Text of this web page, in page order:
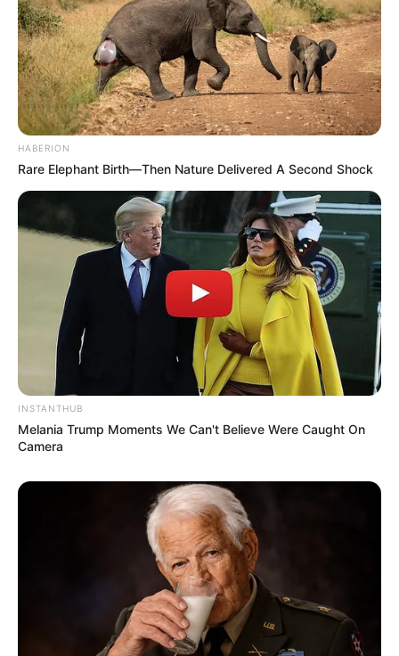
Viva Decora
6. Caso a sua casa ou apartamento não receba
muita luz solar, opte por plantas que resistam à
sombra ou meia-sombra, como as samambaias e
7. Para quem não tem tempo para cuidar das
HABERION
Rare Elephant Birth—Then Nature Delivered A Second Shock
INSTANTHUB
Melania Trump Moments We Can't Believe Were Caught On
Camera